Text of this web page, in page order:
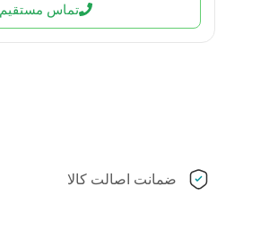
تماس مستقیم
ضمانت اصالت کالا